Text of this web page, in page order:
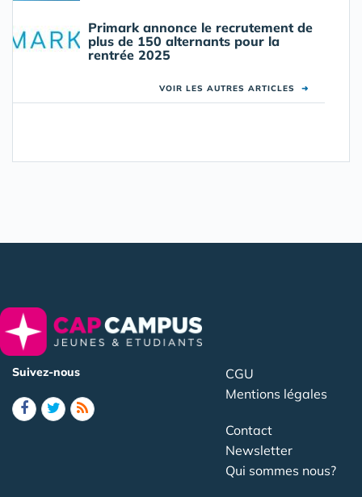
Primark annonce le recrutement de
plus de 150 alternants pour la
rentrée 2025
VOIR LES AUTRES ARTICLES ➜
Suivez-nous
CGU
Mentions légales
Contact
Newsletter
Qui sommes nous?